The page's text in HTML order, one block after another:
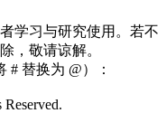
学习与研究使用。若不
，敬请谅解。
# 替换为 @）：